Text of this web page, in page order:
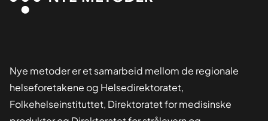
Nye metoder er et samarbeid mellom de regionale
helseforetakene og Helsedirektoratet,
Folkehelseinstituttet, Direktoratet for medisinske